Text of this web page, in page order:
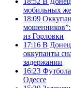
мобильных
18:09
из Горловки
17:16 В
оккупанты
задержании
16:23 Футбола
Одессе